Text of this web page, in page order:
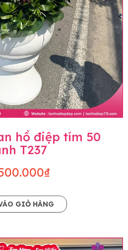
hồ điệp tím 50
T237
GIỎ HÀNG